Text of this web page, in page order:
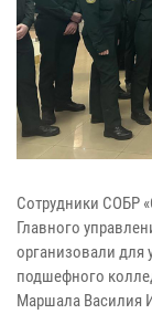
Сотрудники СОБР
Главного
организовали для
подшефного
Маршала Василия